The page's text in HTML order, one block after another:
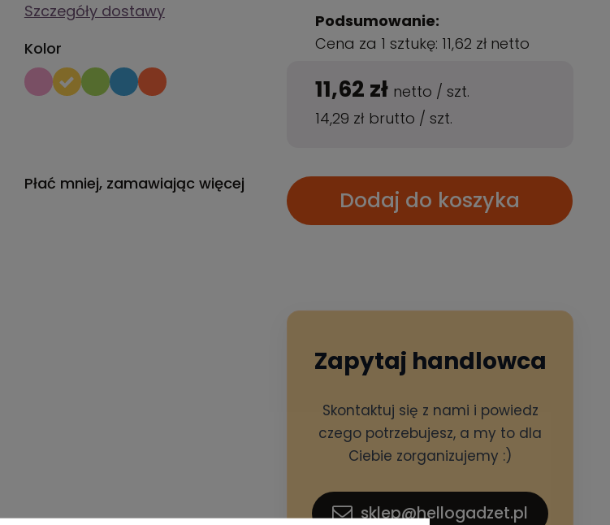
Szczegóły dostawy
Kolor
Płać mniej, zamawiając więcej
Podsumowanie:
Cena za 1 sztukę: 11,62 zł netto
11,62 zł netto /szt.
14,29 zł brutto /szt.
Dodaj do koszyka
Zapytaj handlowca
Skontaktuj się z nami i powiedz
czego potrzebujesz, a my to dla
Ciebie zorganizujemy :)
sklep@hellogadzet.pl